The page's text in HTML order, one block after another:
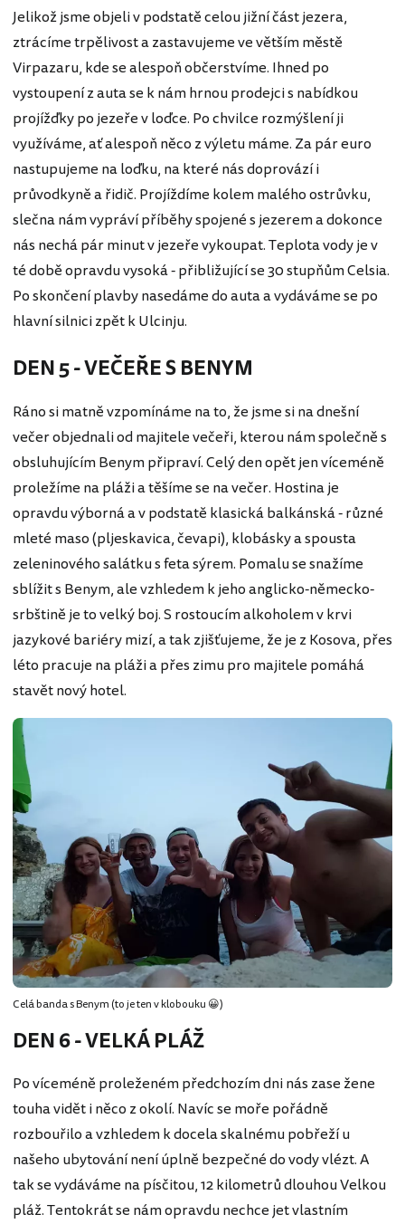
Jelikož jsme objeli v podstatě celou jižní část jezera,
ztrácíme trpělivost a zastavujeme ve větším městě
Virpazaru, kde se alespoň občerstvíme. Ihned po
vystoupení z auta se k nám hrnou prodejci s nabídkou
projížďky po jezeře v loďce. Po chvilce rozmýšlení ji
využíváme, ať alespoň něco z výletu máme. Za pár euro
nastupujeme na loďku, na které nás doprovází i
průvodkyně a řidič. Projíždíme kolem malého ostrůvku,
slečna nám vypráví příběhy spojené s jezerem a dokonce
nás nechá pár minut v jezeře vykoupat. Teplota vody je v
té době opravdu vysoká - přibližující se 30 stupňům Celsia.
Po skončení plavby nasedáme do auta a vydáváme se po
hlavní silnici zpět k Ulcinju.
DEN 5 - VEČEŘE S BENYM
Ráno si matně vzpomínáme na to, že jsme si na dnešní
večer objednali od majitele večeři, kterou nám společně s
obsluhujícím Benym připraví. Celý den opět jen víceméně
proležíme na pláži a těšíme se na večer. Hostina je
opravdu výborná a v podstatě klasická balkánská - různé
mleté maso (pljeskavica, čevapi), klobásky a spousta
zeleninového salátku s feta sýrem. Pomalu se snažíme
sblížit s Benym, ale vzhledem k jeho anglicko-německo-
srbštině je to velký boj. S rostoucím alkoholem v krvi
jazykové bariéry mizí, a tak zjišťujeme, že je z Kosova, přes
léto pracuje na pláži a přes zimu pro majitele pomáhá
stavět nový hotel.
Celá banda s Benym (to je ten v klobouku 😀)
DEN 6 - VELKÁ PLÁŽ
Po víceméně proleženém předchozím dni nás zase žene
touha vidět i něco z okolí. Navíc se moře pořádně
rozbouřilo a vzhledem k docela skalnému pobřeží u
našeho ubytování není úplně bezpečné do vody vlézt. A
tak se vydáváme na písčitou, 12 kilometrů dlouhou Velkou
pláž. Tentokrát se nám opravdu nechce jet vlastním